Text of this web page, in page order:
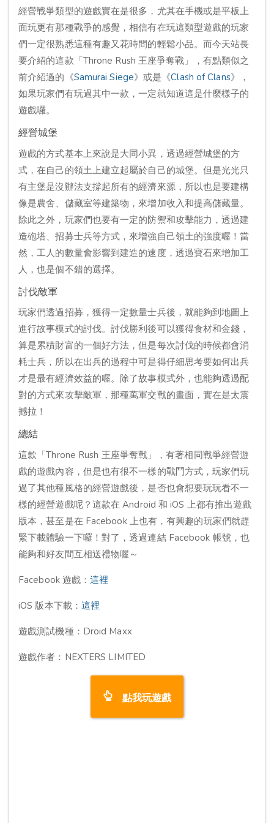
經營戰爭類型的遊戲實在是很多，尤其在手機或是平板上
面玩更有那種戰爭的感覺，相信有在玩這類型遊戲的玩家
們一定很熟悉這種有趣又花時間的輕鬆小品。而今天站長
要介紹的這款「Throne Rush 王座爭奪戰」，有點類似之
前介紹過的《Samurai Siege》或是《Clash of Clans》，
如果玩家們有玩過其中一款，一定就知道這是什麼樣子的
遊戲囉。
經營城堡
遊戲的方式基本上來說是大同小異，透過經營城堡的方
式，在自己的領土上建立起屬於自己的城堡。但是光光只
有主堡是沒辦法支撐起所有的經濟來源，所以也是要建構
像是農舍、儲藏室等建築物，來增加收入和提高儲藏量。
除此之外，玩家們也要有一定的防禦和攻擊能力，透過建
造砲塔、招募士兵等方式，來增強自己領土的強度喔！當
然，工人的數量會影響到建造的速度，透過寶石來增加工
人，也是個不錯的選擇。
討伐敵軍
玩家們透過招募，獲得一定數量士兵後，就能夠到地圖上
進行故事模式的討伐。討伐勝利後可以獲得食材和金錢，
算是累積財富的一個好方法，但是每次討伐的時候都會消
耗士兵，所以在出兵的過程中可是得仔細思考要如何出兵
才是最有經濟效益的喔。除了故事模式外，也能夠透過配
對的方式來攻擊敵軍，那種萬軍交戰的畫面，實在是太震
撼拉！
總結
這款「Throne Rush 王座爭奪戰」，有著相同戰爭經營遊
戲的遊戲內容，但是也有很不一樣的戰鬥方式，玩家們玩
過了其他種風格的經營遊戲後，是否也會想要玩玩看不一
樣的經營遊戲呢？這款在 Android 和 iOS 上都有推出遊戲
版本，甚至是在 Facebook 上也有，有興趣的玩家們就趕
緊下載體驗一下囉！對了，透過連結 Facebook 帳號，也
能夠和好友間互相送禮物喔～
Facebook 遊戲：這裡
iOS 版本下載： 這裡
遊戲測試機種：Droid Maxx
遊戲作者：NEXTERS LIMITED
點我玩遊戲